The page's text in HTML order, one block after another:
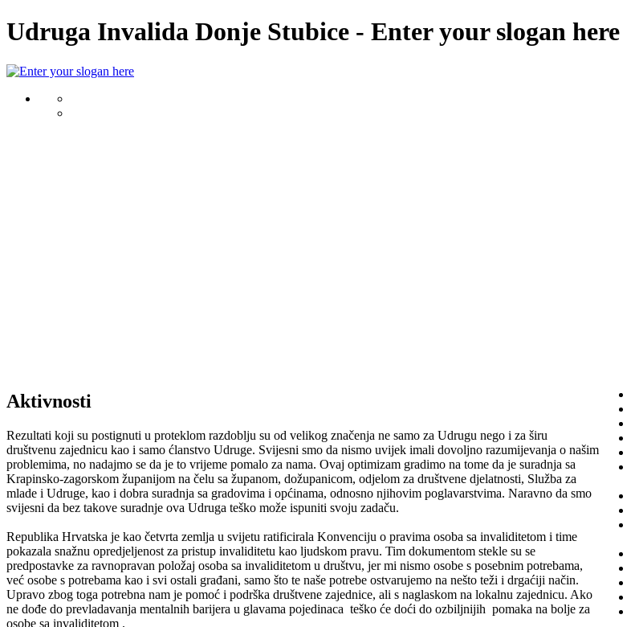
Udruga Invalida Donje Stubice - Enter your slogan here
Aktivnosti
Rezultati koji su postignuti u proteklom razdoblju su od velikog značenja ne samo za Udrugu nego i za širu
društvenu zajednicu kao i samo ćlanstvo Udruge. Svijesni smo da nismo uvijek imali dovoljno razumijevanja o našim
problemima, no nadajmo se da je to vrijeme pomalo za nama. Ovaj optimizam gradimo na tome da je suradnja sa
Krapinsko-zagorskom županijom na čelu sa županom, dožupanicom, odjelom za društvene djelatnosti, Služba za
mlade i Udruge, kao i dobra suradnja sa gradovima i općinama, odnosno njihovim poglavarstvima. Naravno da smo
svijesni da bez takove suradnje ova Udruga teško može ispuniti svoju zadaču.
Republika Hrvatska je kao četvrta zemlja u svijetu ratificirala Konvenciju o pravima osoba sa invaliditetom i time
pokazala snažnu opredjeljenost za pristup invaliditetu kao ljudskom pravu. Tim dokumentom stekle su se
predpostavke za ravnopravan položaj osoba sa invaliditetom u društvu, jer mi nismo osobe s posebnim potrebama,
već osobe s potrebama kao i svi ostali građani, samo što te naše potrebe ostvarujemo na nešto teži i drgaćiji način.
Upravo zbog toga potrebna nam je pomoć i podrška društvene zajednice, ali s naglaskom na lokalnu zajednicu. Ako
ne dođe do prevladavanja mentalnih barijera u glavama pojedinaca teško će doći do ozbiljnijih pomaka na bolje za
osobe sa invaliditetom .